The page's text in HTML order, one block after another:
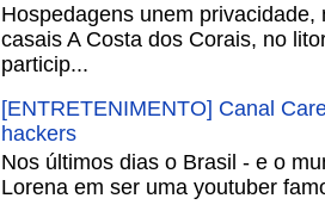
Hospedagens unem
casais A Costa dos Corais, no
particip...
[ENTRETENIMENTO] Canal
hackers
Nos últimos dias o Brasil - e o
Lorena em ser uma youtuber